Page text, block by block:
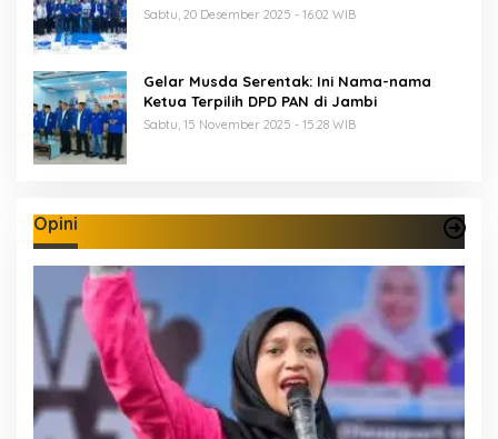
Perkuat Soliditas Jelang Pemilu 2029
Sabtu, 20 Desember 2025 - 16:02 WIB
Gelar Musda Serentak: Ini Nama-nama
Ketua Terpilih DPD PAN di Jambi
Sabtu, 15 November 2025 - 15:28 WIB
Opini